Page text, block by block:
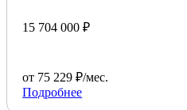
15 704 000 ₽
от 75 229 ₽/мес.
Подробнее